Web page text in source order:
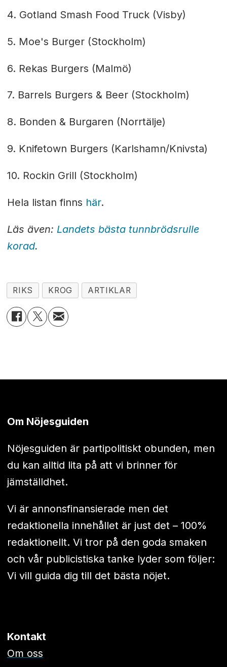
4. Gotland Smash Food Truck (Visby)
5. Moe's Burger (Stockholm)
6. Rekas Burgers (Malmö)
7. Barrels Burgers & Beer (Stockholm)
8. Bonden & Burgaren (Norrtälje)
9. Knifetown Burgers (Karlshamn/Knivsta)
10. Rockin Grill (Stockholm)
Hela listan finns här.
Läs även: Landets bästa tunnbrödsrulle
korad.
RIKS KROG ARTIKLAR
Om Nöjesguiden
Nöjesguiden är partipolitiskt obunden, men
du kan alltid lita på att vi brinner för
jämställdhet.
Vi är annonsfinansierade men det
redaktionella innehållet är just det – 100%
redaktionellt. Vi tror på den goda smaken
och vår publicistiska tanke lyder som följer:
Vi vill guida dig till det bästa nöjet.
Kontakt
Om oss